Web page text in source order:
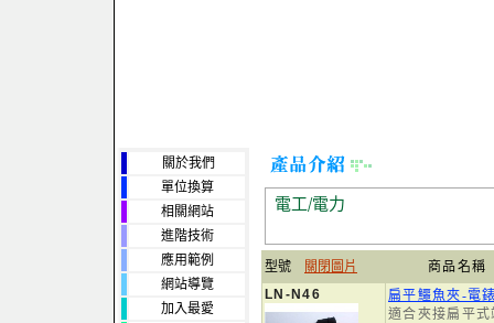
關於我們
單位換算
相關網站
進階技術
應用範例
網站導覽
加入最愛
電工/電力
型號 關閉圖片
商品名稱
LN-N46
扁平鱷魚夾-電
適合夾接扁平式